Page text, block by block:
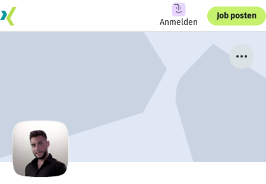
Anmelden
Job posten